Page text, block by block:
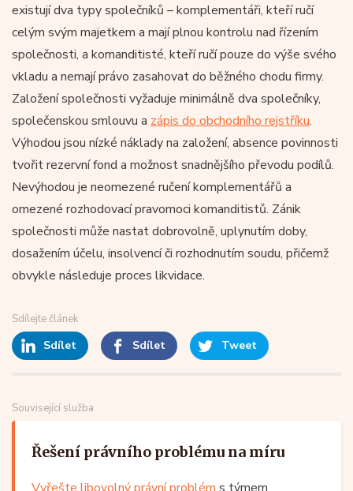
existují dva typy společníků – komplementáři, kteří ručí
celým svým majetkem a mají plnou kontrolu nad řízením
společnosti, a komanditisté, kteří ručí pouze do výše svého
vkladu a nemají právo zasahovat do běžného chodu firmy.
Založení společnosti vyžaduje minimálně dva společníky,
společenskou smlouvu a zápis do obchodního rejstříku.
Výhodou jsou nízké náklady na založení, absence povinnosti
tvořit rezervní fond a možnost snadnějšího převodu podílů.
Nevýhodou je neomezené ručení komplementářů a
omezené rozhodovací pravomoci komanditistů. Zánik
společnosti může nastat dobrovolně, uplynutím doby,
dosažením účelu, insolvencí či rozhodnutím soudu, přičemž
obvykle následuje proces likvidace.
Sdílejte článek
Sdílet Sdílet Tweet
Související služba
Řešení právního problému na míru
Vyřešte libovolný právní problém s týmem